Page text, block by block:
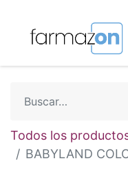
Todos los
BABYLAND